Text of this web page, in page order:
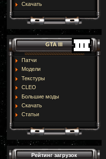
Скачать
GTA III
Патчи
Модели
Текстуры
CLEO
Большие моды
Скачать
Статьи
Рейтинг загрузок